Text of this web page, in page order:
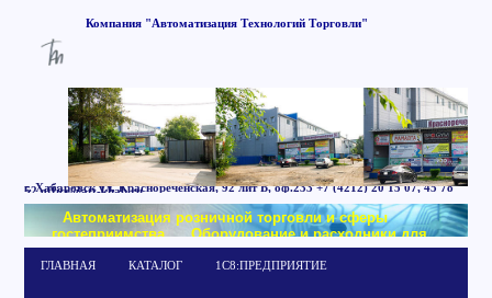
Компания "Автоматизация Технологий Торговли"
г. Хабаровскул. Краснореченская, 92 лит Б,оф.233+7 (4212) 20 15 07, 45 78
52office@att-khab.ru
Автоматизация розничной торговли и сферы
гостеприимства
Оборудование и расходники для
маркировки
Обучение работе в системе
1С:Предприятие
ГЛАВНАЯ КАТАЛОГ 1С8:ПРЕДПРИЯТИЕ